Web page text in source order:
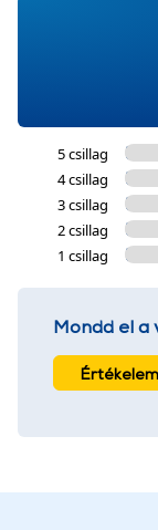
5 csillag
4 csillag
3 csillag
2 csillag
1 csillag
Mondd el a
Értékelem